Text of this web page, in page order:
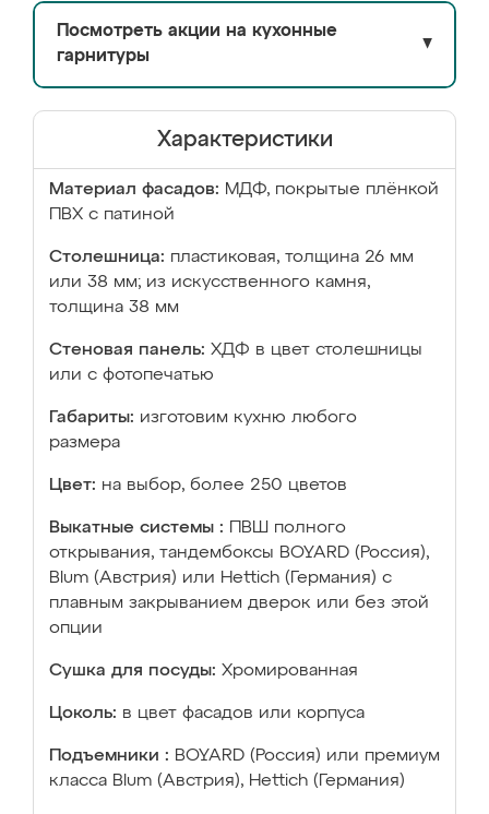
Посмотреть акции на кухонные
гарнитуры
▼
Характеристики
Материал фасадов: МДФ, покрытые плёнкой
ПВХ с патиной
Столешница: пластиковая, толщина 26 мм
или 38 мм; из искусственного камня,
толщина 38 мм
Стеновая панель: ХДФ в цвет столешницы
или с фотопечатью
Габариты: изготовим кухню любого
размера
Цвет: на выбор, более 250 цветов
Выкатные системы :
ПВШ полного
открывания, тандембоксы BOYARD (Россия),
Blum (Австрия) или Hettich (Германия) с
плавным закрыванием дверок или без этой
опции
Сушка для посуды: Хромированная
Цоколь: в цвет фасадов или корпуса
Подъемники : BOYARD (Россия) или премиум
класса Blum (Австрия), Hettich (Германия)